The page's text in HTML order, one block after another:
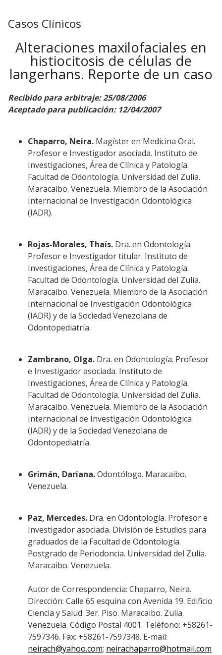
Casos Clínicos
Alteraciones maxilofaciales en
histiocitosis de células de
langerhans. Reporte de un caso
Recibido para arbitraje: 25/08/2006
Aceptado para publicación: 12/04/2007
Chaparro, Neira. Magíster en Medicina Oral.
Profesor e Investigador asociada. Instituto de
Investigaciones, Área de Clínica y Patología.
Facultad de Odontología. Universidad del Zulia.
Maracaibo. Venezuela. Miembro de la Asociación
Internacional de Investigación Odontológica
(IADR).
Rojas-Morales, Thaís. Dra. en Odontología.
Profesor e Investigador titular. Instituto de
Investigaciones, Área de Clínica y Patología.
Facultad de Odontología. Universidad del Zulia.
Maracaibo. Venezuela. Miembro de la Asociación
Internacional de Investigación Odontológica
(IADR) y de la Sociedad Venezolana de
Odontopediatría.
Zambrano, Olga. Dra. en Odontología. Profesor
e Investigador asociada. Instituto de
Investigaciones, Área de Clínica y Patología.
Facultad de Odontología. Universidad del Zulia.
Maracaibo. Venezuela. Miembro de la Asociación
Internacional de Investigación Odontológica
(IADR) y de la Sociedad Venezolana de
Odontopediatría.
Grimán, Dariana.Odontóloga. Maracaibo.
Venezuela.
Paz, Mercedes. Dra. en Odontología. Profesor e
Investigador asociada. División de Estudios para
graduados de la Facultad de Odontología.
Postgrado de Periodoncia. Universidad del Zulia.
Maracaibo. Venezuela.
Autor de Correspondencia: Chaparro, Neira.
Dirección: Calle 65 esquina con Avenida 19. Edificio
Ciencia y Salud. 3er. Piso. Maracaibo. Zulia.
Venezuela. Código Postal 4001. Teléfono: +58261-
7597346. Fax: +58261-7597348. E-mail:
neirach@yahoo.com; neirachaparro@hotmail.com